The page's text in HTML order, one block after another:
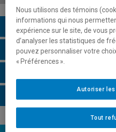
Description du cours
Horaire - Été 2026
Nous utilisons des témoins
informations qui nous
expérience sur le site, de vous
d’analyser les statistiques de
pouvez personnaliser votre
« Préférences ».
Tout
Autoriser